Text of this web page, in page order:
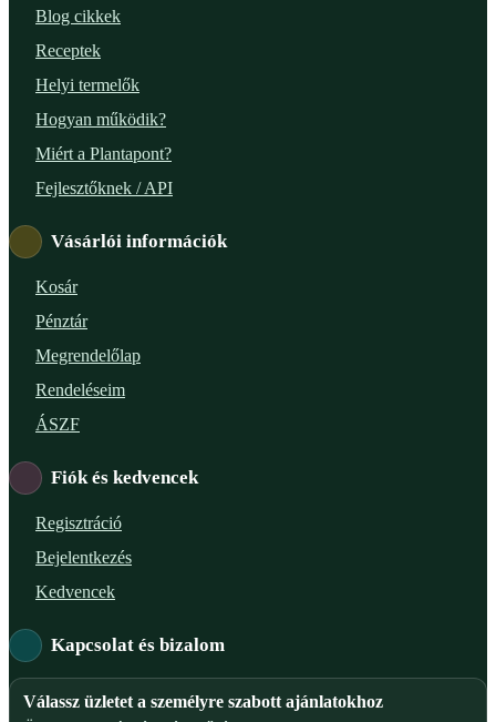
Blog cikkek
Receptek
Helyi termelők
Hogyan működik?
Miért a Plantapont?
Fejlesztőknek / API
Vásárlói információk
Kosár
Pénztár
Megrendelőlap
Rendeléseim
ÁSZF
Fiók és kedvencek
Regisztráció
Bejelentkezés
Kedvencek
Kapcsolat és bizalom
Válassz üzletet a személyre szabott ajánlatokhoz